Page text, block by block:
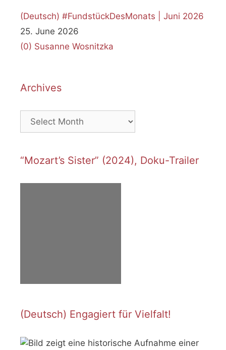
(Deutsch) #FundstückDesMonats | Juni 2026
25. June 2026
(0) Susanne Wosnitzka
Archives
Archives
“Mozart’s Sister” (2024), Doku-Trailer
(Deutsch) Engagiert für Vielfalt!